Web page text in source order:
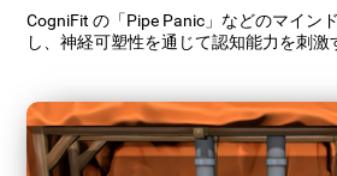
CogniFit の「Pipe Panic」などのマイン
し、神経可塑性を通じて認知能力を刺激